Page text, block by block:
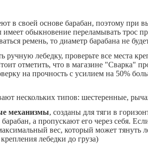
в своей основе барабан, поэтому при
обыкновение переламывать трос
ремень, то диаметр барабана не
ручную лебедку, проверьте все места
отметить, что в магазине "Сварка"
на прочность с усилием на 50%
нескольких типов: шестеренные,
механизмы, созданы для тяги в
а пропускают его через себя.
вес, который может тянуть
лебедки до груза)